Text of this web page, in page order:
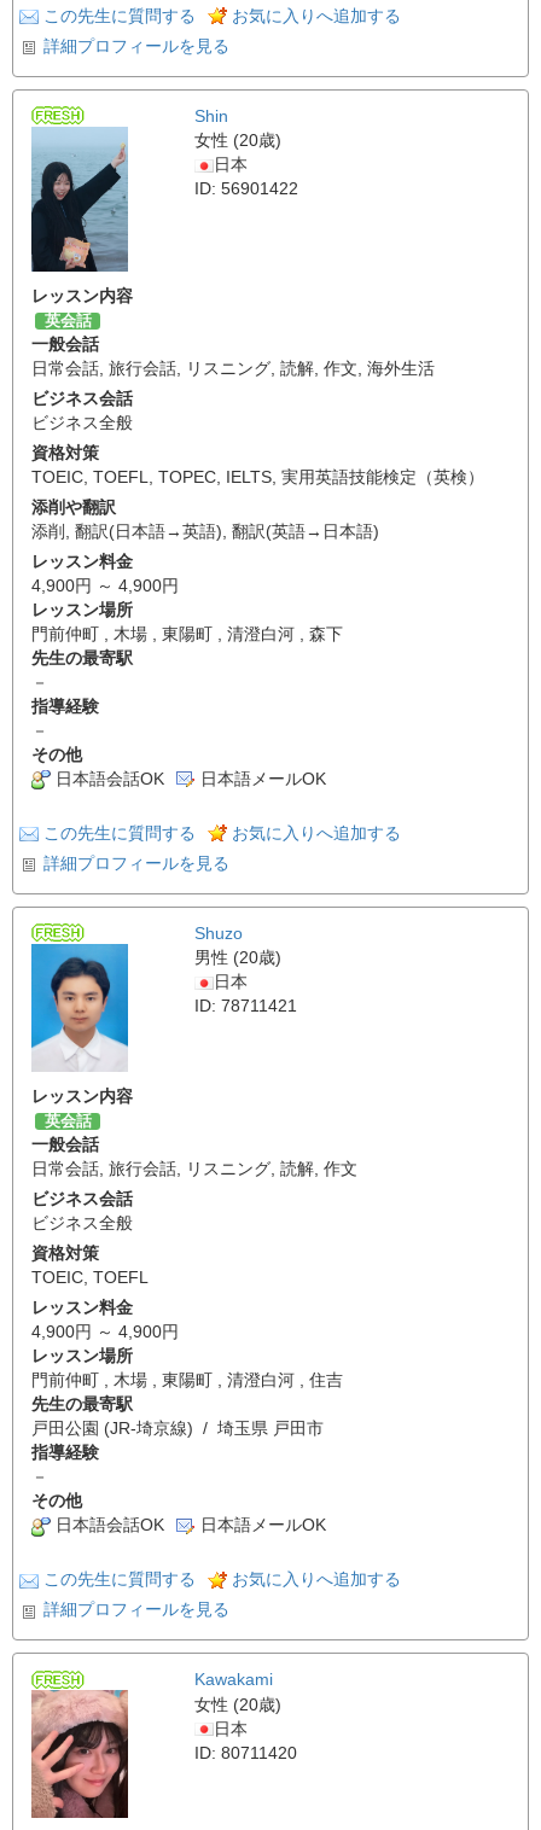
この先生に質問する
お気に入りへ追加する
詳細プロフィールを見る
Shin
女性 (20歳)
日本
ID: 56901422
レッスン内容
英会話
一般会話
日常会話 旅行会話 リスニング 読解 作文 海外生活
ビジネス会話
ビジネス全般
資格対策
TOEIC TOEFL TOPEC IELTS 実用英語技能検定（英検）
添削や翻訳
添削
翻訳(日本語→英語) 翻訳(英語→日本語)
レッスン料金
4,900円 ～ 4,900円
レッスン場所
門前仲町 , 木場 , 東陽町 , 清澄白河 , 森下
先生の最寄駅
－
指導経験
－
その他
日本語会話OK
日本語メールOK
この先生に質問する
お気に入りへ追加する
詳細プロフィールを見る
Shuzo
男性 (20歳)
日本
ID: 78711421
レッスン内容
英会話
一般会話
日常会話, 旅行会話, リスニング, 読解, 作文
ビジネス会話
ビジネス全般
資格対策
TOEIC, TOEFL
レッスン料金
4,900円 ～ 4,900円
レッスン場所
門前仲町 , 木場 , 東陽町 , 清澄白河 , 住吉
先生の最寄駅
戸田公園 (JR-埼京線) / 埼玉県 戸田市
指導経験
－
その他
日本語会話OK
日本語メールOK
この先生に質問する
お気に入りへ追加する
詳細プロフィールを見る
Kawakami
女性 (20歳)
日本
ID: 80711420